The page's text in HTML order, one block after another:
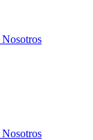
Nosotros
Nosotros